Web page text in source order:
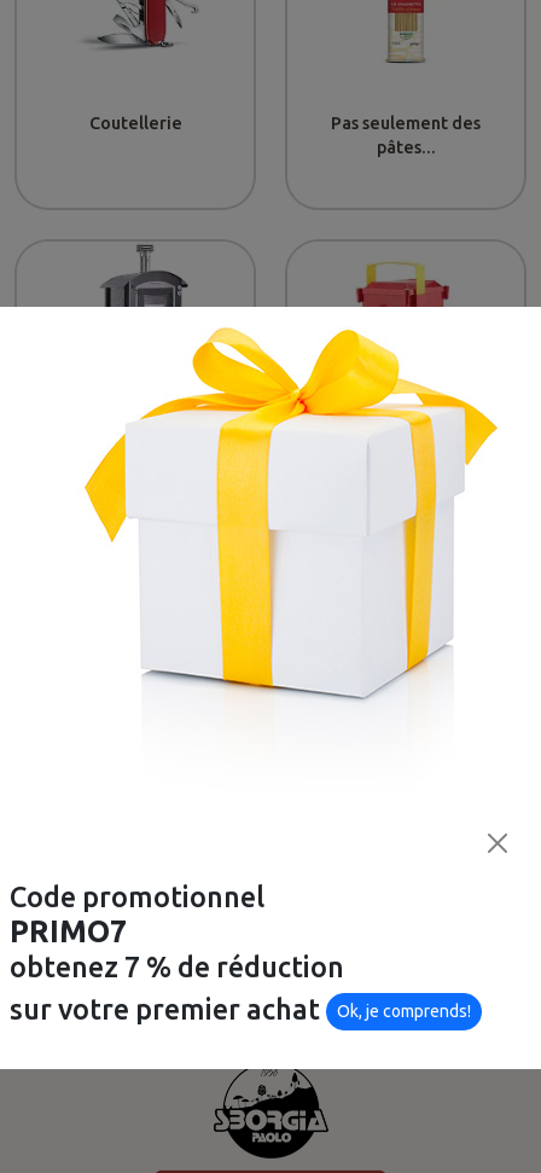
Coutellerie
Pas seulement des
pâtes...
Fours Pompes de transfert
Code promotionnel
PRIMO7
obtenez 7 % de réduction
sur votre premier achat
Ok, je comprends!